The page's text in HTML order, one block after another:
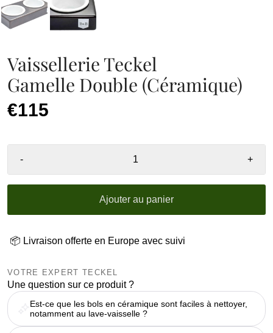
Vaissellerie Teckel
Gamelle Double (Céramique)
€115
- +
Ajouter au panier
📦 Livraison offerte en Europe avec suivi
VOTRE EXPERT TECKEL
Une question sur ce produit ?
Est-ce que les bols en céramique sont faciles à nettoyer,
notamment au lave-vaisselle ?